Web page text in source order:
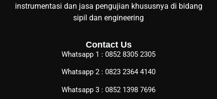
instrumentasi dan jasa pengujian khususnya di bidang
sipil dan engineering
Contact Us
Whatsapp 1 : 0852 8305 2305
Whatsapp 2 : 0823 2364 4140
Whatsapp 3 : 0852 1398 7696